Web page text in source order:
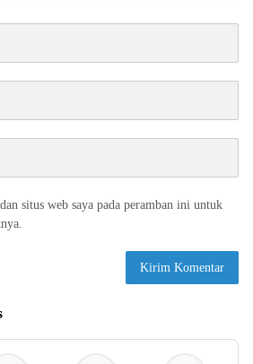
situs web saya pada peramban ini untuk